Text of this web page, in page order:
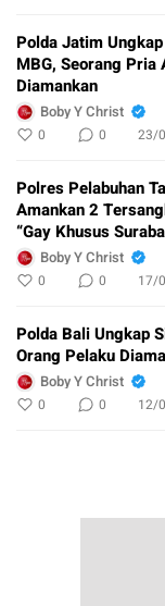
Polda Jatim
MBG, Seorang
Diamankan
Boby Y Christ
0 0 23/
Polres Pelabuhan
Amankan 2
“Gay Khusus
Boby Y Christ
0 0 17/
Polda Bali Ungkap
Orang Pelaku
Boby Y Christ
0 0 12/